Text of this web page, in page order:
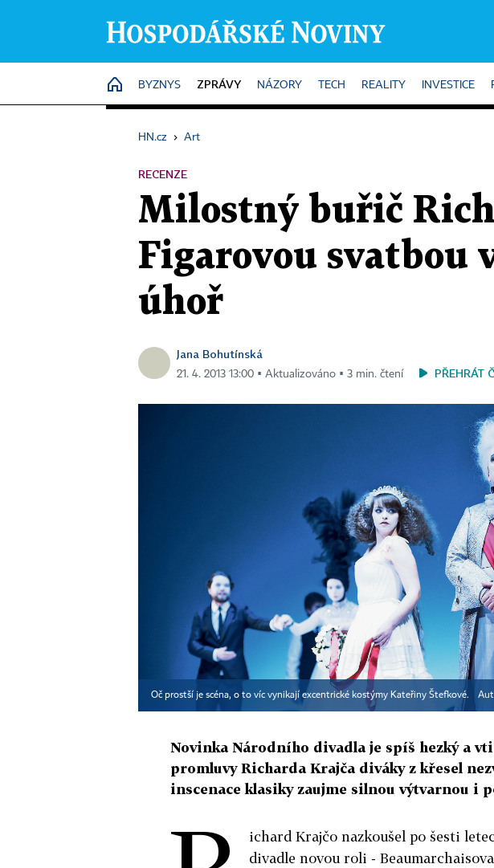
HOME
BYZNYS ZPRÁVY NÁZORY TECH REALITY INVESTICE
HN.cz › Art
RECENZE
Milostný buřič
Figarovou svatbou
úhoř
Jana Bohutínská
21. 4. 2013 13:00 ▪ Aktualizováno ▪ 3 min. čtení PŘEHRÁT
Oč prostší je scéna, o to víc vynikají excentrické kostýmy Kateřiny Štefkové.
Novinka Národního divadla je spíš hezký a
promluvy Richarda Krajča diváky z křesel
inscenace klasiky zaujme silnou výtvarnou i
ichard Krajčo nazkoušel po šesti
divadle novou roli -